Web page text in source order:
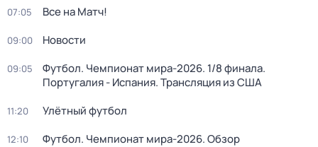
07:05 Все на Матч!
09:00 Новости
09:05
Футбол. Чемпионат мира-2026. 1/8 финала.
Португалия - Испания. Трансляция из США
11:20 Улётный футбол
12:10 Футбол. Чемпионат мира-2026. Обзор